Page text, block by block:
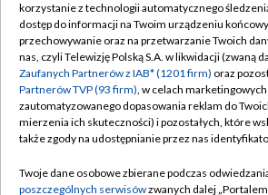
TVP
Abonament TVP
Emisja w TVP
Centrum informacji TVP
Naziemna Telewizja Cyfrowa
Rada Programowa
Regulamin TVP
Polityka
Moje zgody
Pomoc
Kontakt
korzystanie z technologii automatycznego
dostęp do informacji na Twoim urządzeniu
przechowywanie oraz na przetwarzanie Twoich
nas, czyli Telewizję Polską S.A. w likwidacji (zwaną
Zaufanych Partnerów z IAB* (1201 firm) oraz
Partnerów TVP (93 firm), w celach
zautomatyzowanego dopasowania reklam do
mierzenia ich skuteczności) i pozostałych, które
także zgody na udostępnianie przez nas
Twoje dane osobowe zbierane podczas
poszczególnych serwisówzwanych dalej